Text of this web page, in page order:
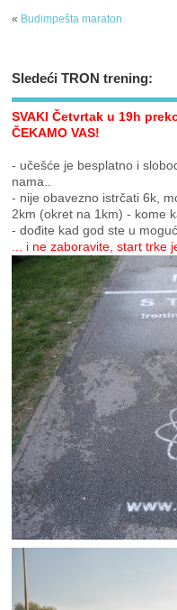
« Budimpešta maraton
Sledeći TRON trening:
SVAKI Četvrtak u 19h
ČEKAMO VAS!
- učešće je besplatno i
nama..
- nije obavezno istrčati 6k,
2km (okret na 1km) - kome
- dođite kad god ste u
... i ne zaboravite, start trke